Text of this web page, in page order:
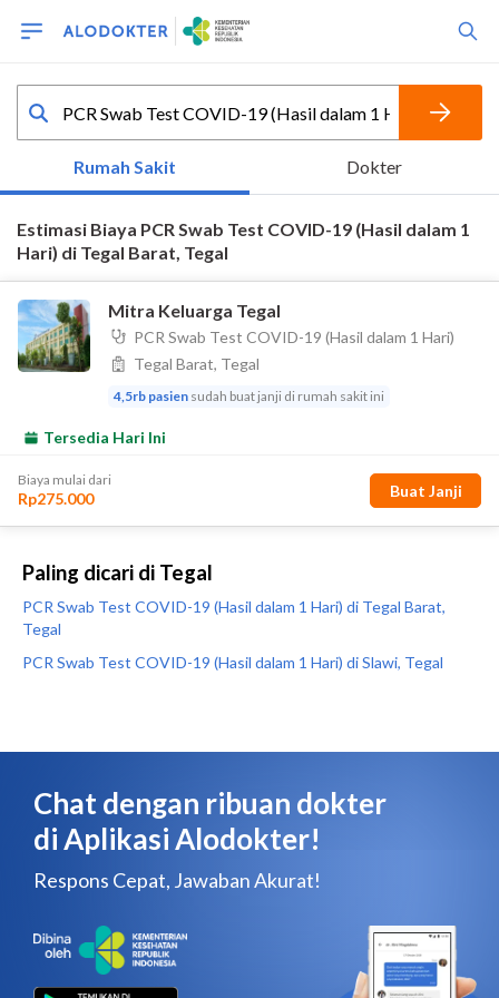
Paling dicari di Tegal
PCR Swab Test COVID-19 (Hasil dalam 1 Hari) di Tegal Barat,
Tegal
PCR Swab Test COVID-19 (Hasil dalam 1 Hari) di Slawi, Tegal